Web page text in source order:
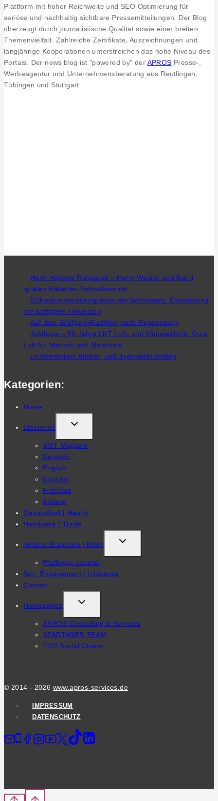
Plattform mit hoher Reichweite und SEO Optimierung für
seriöse und nachhaltig sichtbare Pressemitteilungen. Der Blog
überzeugt durch journalistische Qualität sowie einer breiten
Themenvielfalt. Zahlreiche Zertifikate, Auszeichnungen und
langjährige Kooperationen unterstreichen das hohe Niveau des
Portals. Der news blog ist "powered by" der APROS Presse-,
Werbeagentur und Unternehmensberatung aus Reutlingen,
Tübingen und Stuttgart.
Hank Häberle Reloaded – Harry Wester und Band
spielen Häberles Schwabenrock
Eichenprozessionsspinner am Schönberg: Entwarnung
mit wichtigen Hinweisen
Auf dem WolfgangRadWeg nach Regensburg
Jubiläum – 50 Jahre LKT Luft- und Klimatechnik- Gute
Luft für Mensch und Maschine
Lichtensteiner Kinder- und Jugendaktionstag
Kategorien:
Home
Electronic
TOGGLE
CHILD
MENU
SMT Magazin
Deutsch
English
Español
Français
Italiano
Gesundheit | Health
Handwerk | Trade
Andere Branchen | More
TOGGLE
CHILD
Pfullinger Journal
Soz. Engagement | Initiatives
Contact
Homepages
TOGGLE
CHILD
APROS Consulting & Services
SPARTANER TEAM
TOP Sozial Charta
© 2014 - 2026 www.apros-services.de
IMPRESSUM
DATENSCHUTZ